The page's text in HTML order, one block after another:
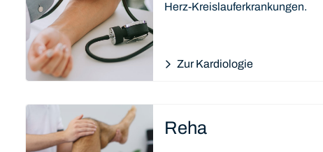
Herz-Kreislauferkrankungen.
Zur Kardiologie
Reha